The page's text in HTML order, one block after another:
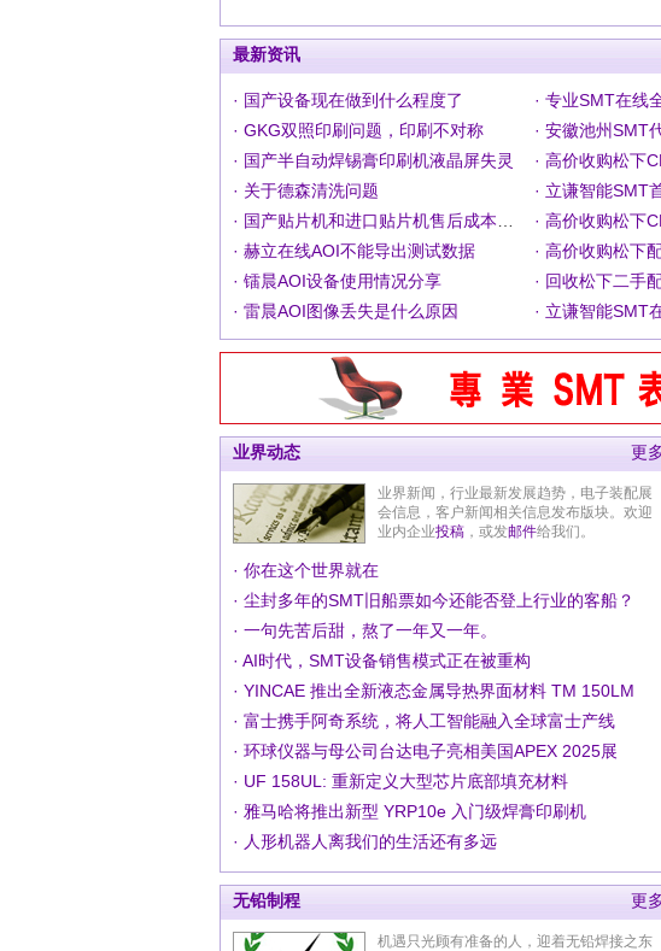
最新资讯
· 国产设备现在做到什么程度了
· GKG双照印刷问题，印刷不对称
· 国产半自动焊锡膏印刷机液晶屏失灵
· 关于德森清洗问题
· 赫立在线AOI不能导出测试数据
· 镭晨AOI设备使用情况分享
· 雷晨AOI图像丢失是什么原因
· 安徽池州SMT
· 立谦智能SMT
· 回收松下二手
· 立谦智能SMT
业界动态 更
业界新闻，行业最新发展趋势，电子装配展
会信息，客户新闻相关信息发布版块。欢迎
业内企业投稿 ，或发邮件给我们。
· 你在这个世界就在
· 尘封多年的SMT旧船票如今还能否登上行业的客船？
· 一句先苦后甜，熬了一年又一年。
· AI时代，SMT设备销售模式正在被重构
· YINCAE 推出全新液态金属导热界面材料 TM 150LM
· 富士携手阿奇系统，将人工智能融入全球富士产线
· 环球仪器与母公司台达电子亮相美国APEX 2025展
· UF 158UL: 重新定义大型芯片底部填充材料
· 雅马哈将推出新型 YRP10e 入门级焊膏印刷机
· 人形机器人离我们的生活还有多远
无铅制程 更
机遇只光顾有准备的人，迎着无铅焊接之东